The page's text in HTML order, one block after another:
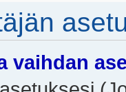
vaihdan